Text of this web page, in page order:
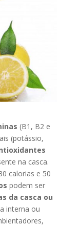
(B1, B2 e
(potássio,
na casca.
calorias e 50
podem ser
da casca ou
interna ou